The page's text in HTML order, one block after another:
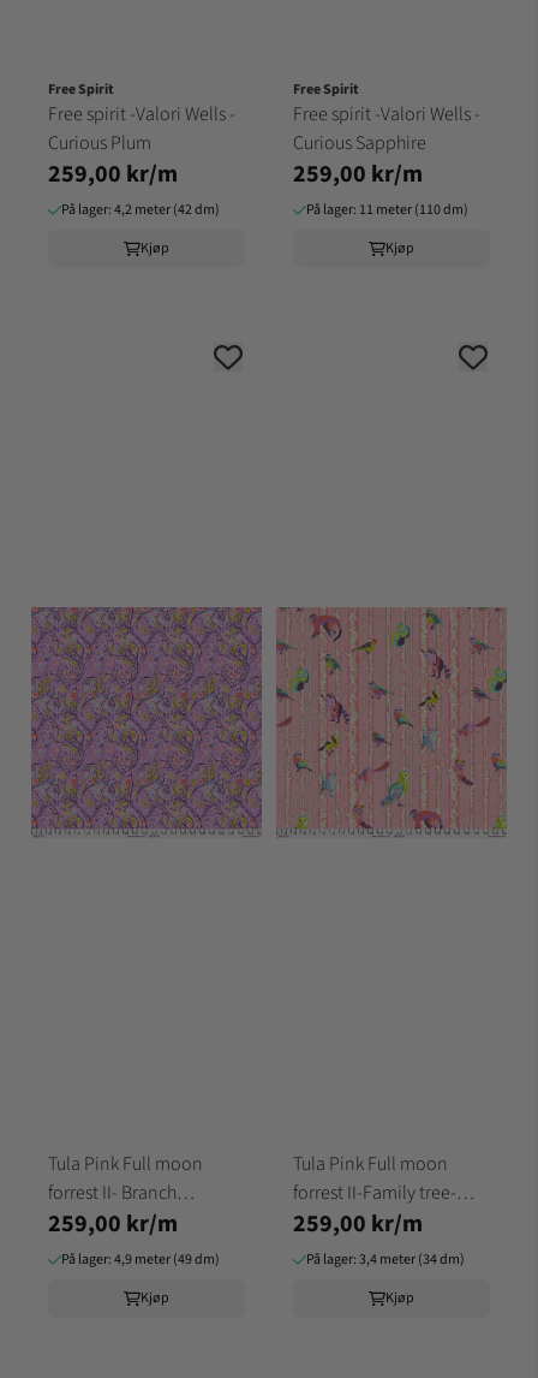
Free Spirit
Free spirit -Valori Wells -
Curious Plum
259,00 kr/m
På lager: 4,2 meter (42 dm)
Kjøp
Free Spirit
Free spirit -Valori Wells -
Curious Sapphire
259,00 kr/m
På lager: 11 meter (110 dm)
Kjøp
Tula Pink Full moon
forrest II- Branch
manager-BLOSSOM
259,00 kr/m
På lager: 4,9 meter (49 dm)
Kjøp
Tula Pink Full moon
forrest II-Family tree-
HONEY
259,00 kr/m
På lager: 3,4 meter (34 dm)
Kjøp